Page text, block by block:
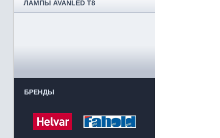
ЛАМПЫ AVANLED T8
БРЕНДЫ